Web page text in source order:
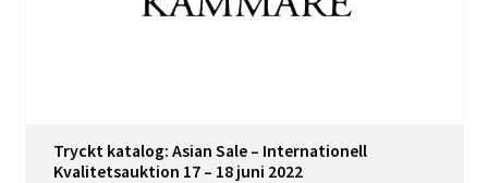
Tryckt katalog: Asian Sale – Internationell
Kvalitetsauktion 17 – 18 juni 2022